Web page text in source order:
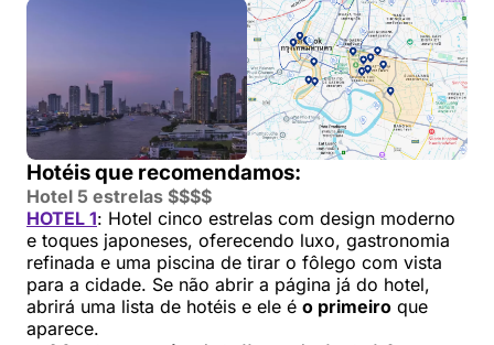
Hotéis que recomendamos:
Hotel 5 estrelas $$$$
HOTEL 1: Hotel cinco estrelas com design moderno
e toques japoneses, oferecendo luxo, gastronomia
refinada e uma piscina de tirar o fôlego com vista
para a cidade. Se não abrir a página já do hotel,
abrirá uma lista de hotéis e ele é o primeiro que
aparece.